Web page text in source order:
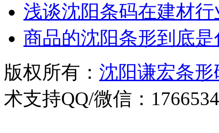
浅谈沈阳条码在建材
商品的沈阳条形到底
版权所有： 沈阳谦宏条
术支持QQ/微信：